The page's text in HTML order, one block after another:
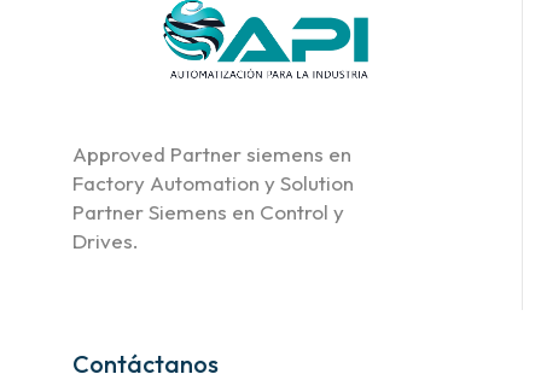
Approved Partner siemens en
Factory Automation y Solution
Partner Siemens en Control y
Drives.
Contáctanos